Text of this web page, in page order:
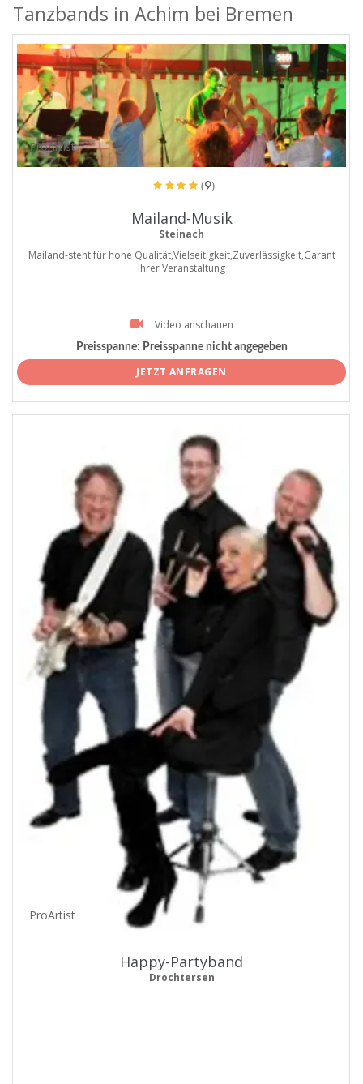
Tanzbands in Achim bei Bremen
ProArtist
(9)
Mailand-Musik
Steinach
Mailand-steht für hohe Qualität,Vielseitigkeit,Zuverlässigkeit,Garant
Ihrer Veranstaltung
Video anschauen
Preisspanne: Preisspanne nicht angegeben
JETZT ANFRAGEN
ProArtist
Happy-Partyband
Drochtersen